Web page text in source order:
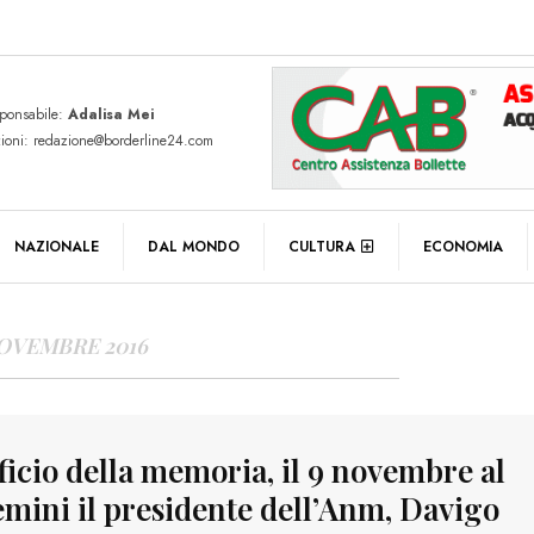
Adalisa Mei
redazione@borderline24.com
NAZIONALE DAL MONDO CULTURA ECONOMIA
ARCHIVES
2016
della memoria, il 9 novembre al
il presidente dell’Anm, Davigo